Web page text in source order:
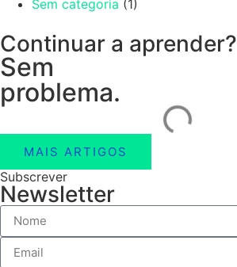
Sem categoria (1)
Continuar a aprender?
Sem
problema.
MAIS ARTIGOS
Subscrever
Newsletter